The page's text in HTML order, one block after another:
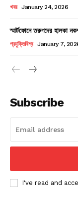
About
Subscription
My account
খবর January 24, 2026
স্মার্টফোনে তরুণদের হালকা
প্রযুক্তিবিশ্ব January 7,
Subscribe
I've read and